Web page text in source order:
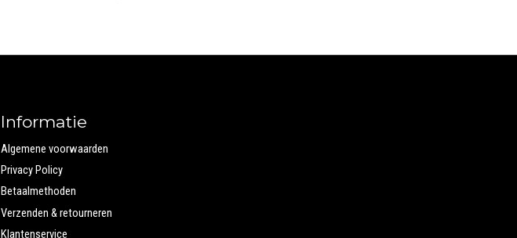
Informatie
Algemene voorwaarden
Privacy Policy
Betaalmethoden
Verzenden & retourneren
Klantenservice